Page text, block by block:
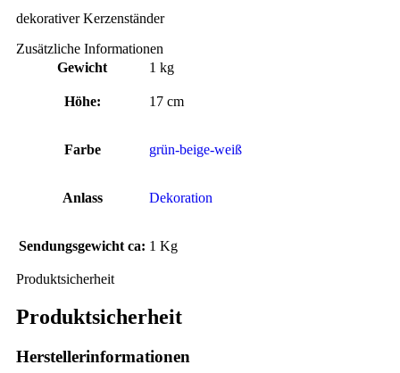
dekorativer Kerzenständer
Zusätzliche Informationen
Gewicht
1 kg
Höhe: 17 cm
Farbe grün-beige-weiß
Anlass Dekoration
Sendungsgewicht ca: 1 Kg
Produktsicherheit
Produktsicherheit
Herstellerinformationen